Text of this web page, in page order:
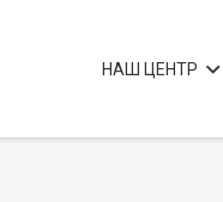
НАШ ЦЕНТР